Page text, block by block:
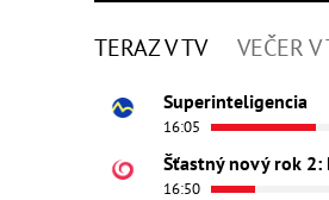
TERAZ V TV VEČER V
Superinteligencia
16:05
16:50